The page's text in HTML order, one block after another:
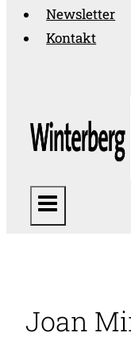
Newsletter
Kontakt
Joan